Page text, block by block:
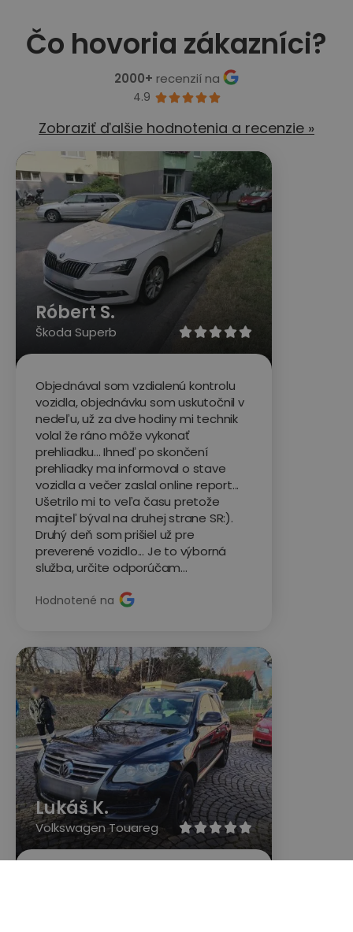
Čo hovoria zákazníci?
2000+ recenzií na
4.9 
Zobraziť ďalšie hodnotenia a recenzie »

Róbert S.
Škoda Superb
Objednával som vzdialenú kontrolu
vozidla, objednávku som uskutočnil v
nedeľu, už za dve hodiny mi technik
volal že ráno môže vykonať
prehliadku... Ihneď po skončení
prehliadky ma informoval o stave
vozidla a večer zaslal online report...
Ušetrilo mi to veľa času pretože
majiteľ býval na druhej strane SR:).
Druhý deň som prišiel už pre
preverené vozidlo... Je to výborná
služba, určite odporúčam...
Hodnotené na

Lukáš K.
Volkswagen Touareg